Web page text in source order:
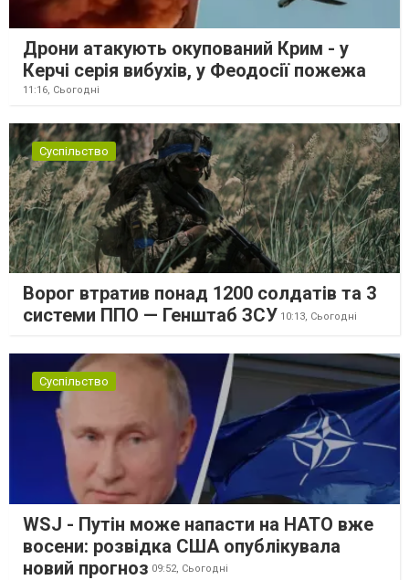
Дрони атакують окупований Крим - у
Керчі серія вибухів, у Феодосії пожежа
11:16, Сьогодні
Суспільство
Ворог втратив понад 1200 солдатів та 3
системи ППО — Генштаб ЗСУ 10:13, Сьогодні
Суспільство
WSJ - Путін може напасти на НАТО вже
восени: розвідка США опублікувала
новий прогноз 09:52, Сьогодні